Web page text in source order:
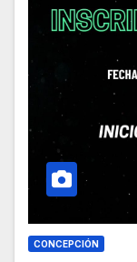
CONCEPCIÓN